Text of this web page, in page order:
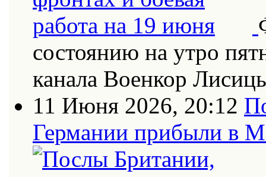
состоянию на утро
канала Военкор
11 Июня 2026, 20:12
Германии прибыли в